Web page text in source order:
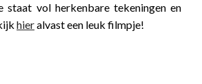
staat vol herkenbare tekeningen en
hieralvast een leuk filmpje!